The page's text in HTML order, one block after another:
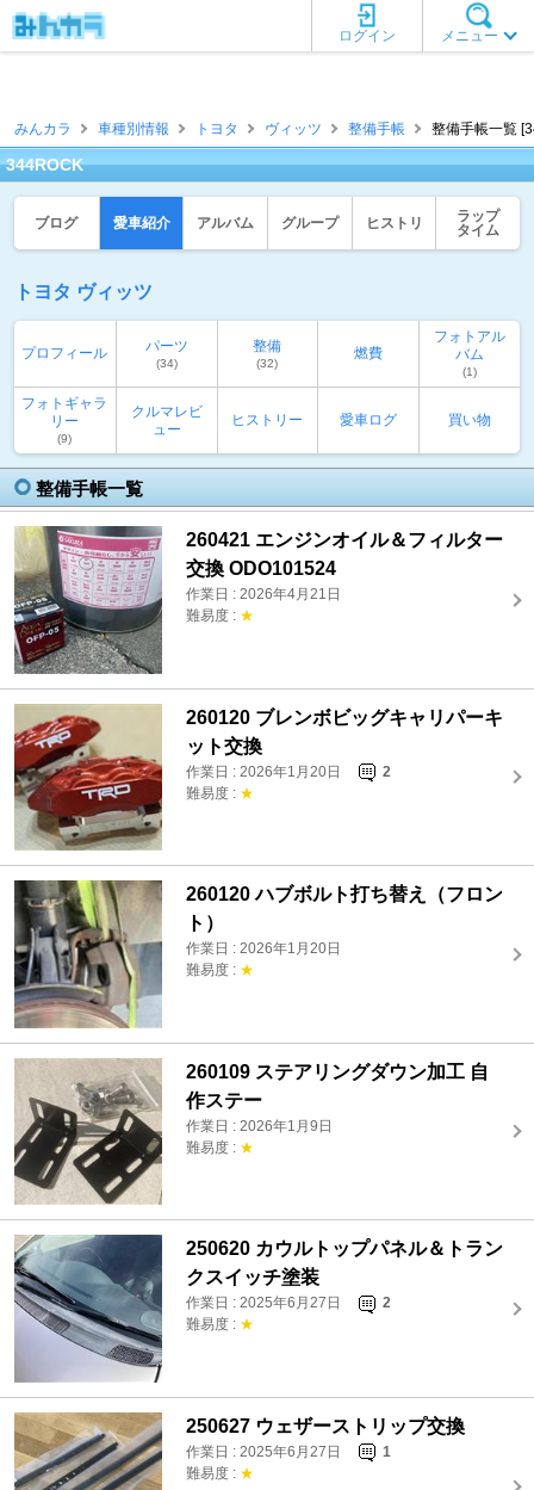
メニュー
ログイン
みんカラ 車種別情報 トヨタ ヴィッツ 整備手帳 整備手帳一覧
344ROCK
ブログ 愛車紹介 アルバム グループ ヒストリ
ラップ
タイム
トヨタ ヴィッツ
プロフィール パーツ
(34)
整備
(32)
燃費
フォトアル
バム
(1)
フォトギャラ
リー
(9)
クルマレビ
ュー
ヒストリー 愛車ログ 買い物
整備手帳一覧
260421 エンジンオイル＆フィルター
交換 ODO101524
作業日 : 2026年4月21日
難易度 : ★
260120 ブレンボビッグキャリパーキ
ット交換
作業日 : 2026年1月20日
2
難易度 : ★
260120 ハブボルト打ち替え（フロン
ト）
作業日 : 2026年1月20日
難易度 : ★
260109 ステアリングダウン加工 自
作ステー
作業日 : 2026年1月9日
難易度 : ★
250620 カウルトップパネル＆トラン
クスイッチ塗装
作業日 : 2025年6月27日
2
難易度 : ★
250627 ウェザーストリップ交換
作業日 : 2025年6月27日
1
難易度 : ★